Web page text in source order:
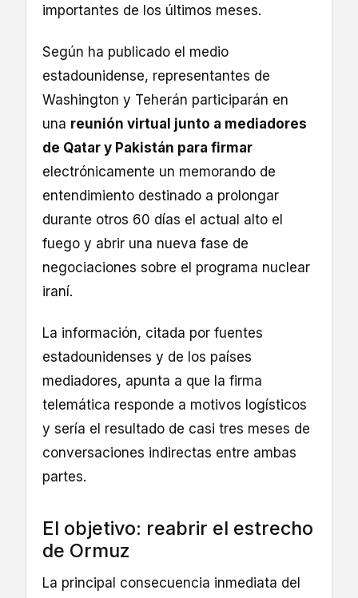
importantes de los últimos meses.
Según ha publicado el medio
estadounidense, representantes de
Washington y Teherán participarán en
una reunión virtual junto a mediadores
de Qatar y Pakistán para firmar
electrónicamente un memorando de
entendimiento destinado a prolongar
durante otros 60 días el actual alto el
fuego y abrir una nueva fase de
negociaciones sobre el programa nuclear
iraní.
La información, citada por fuentes
estadounidenses y de los países
mediadores, apunta a que la firma
telemática responde a motivos logísticos
y sería el resultado de casi tres meses de
conversaciones indirectas entre ambas
partes.
El objetivo: reabrir el estrecho
de Ormuz
La principal consecuencia inmediata del